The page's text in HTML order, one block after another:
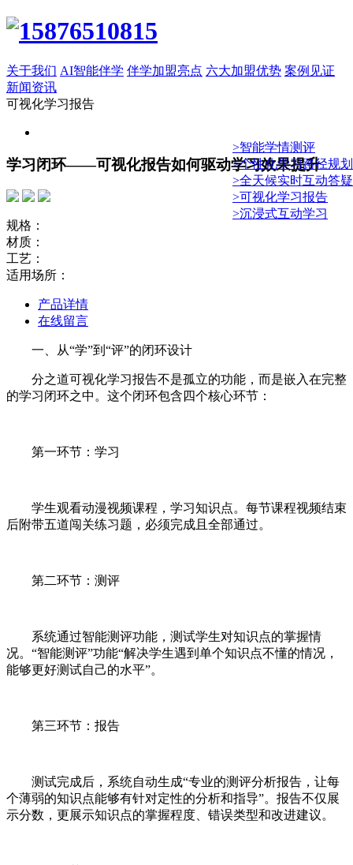
关于我们 AI智能伴学 伴学加盟亮点 六大加盟优势 案例见证
新闻资讯
可视化学习报告
>智能学情测评
>个性化学习路径规划
>全天候实时互动答疑
>可视化学习报告
>沉浸式互动学习
学习闭环——可视化报告如何驱动学习效果提升
规格：
材质：
工艺：
适用场所：
产品详情
在线留言
一、从“学”到“评”的闭环设计
分之道可视化学习报告不是孤立的功能，而是嵌入在完整
的学习闭环之中。这个闭环包含四个核心环节：
第一环节：学习
学生观看动漫视频课程，学习知识点。每节课程视频结束
后附带五道闯关练习题，必须完成且全部通过。
第二环节：测评
系统通过智能测评功能，测试学生对知识点的掌握情
况。“智能测评”功能“解决学生遇到单个知识点不懂的情况，
能够更好测试自己的水平”。
第三环节：报告
测试完成后，系统自动生成“专业的测评分析报告，让每
个薄弱的知识点能够有针对定性的分析和指导”。报告不仅展
示分数，更展示知识点的掌握程度、错误类型和改进建议。